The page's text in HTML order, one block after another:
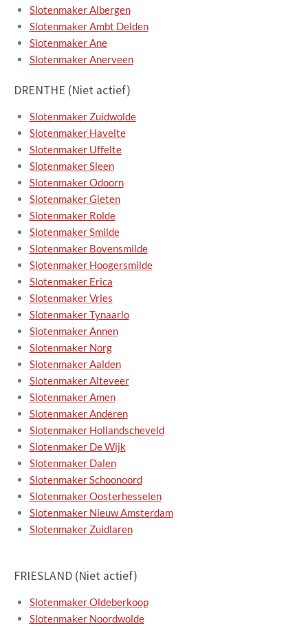
Slotenmaker Albergen
Slotenmaker Ambt Delden
Slotenmaker Ane
Slotenmaker Anerveen
DRENTHE (Niet actief)
Slotenmaker Zuidwolde
Slotenmaker Havelte
Slotenmaker Uffelte
Slotenmaker Sleen
Slotenmaker Odoorn
Slotenmaker Gieten
Slotenmaker Rolde
Slotenmaker Smilde
Slotenmaker Bovensmilde
Slotenmaker Hoogersmilde
Slotenmaker Erica
Slotenmaker Vries
Slotenmaker Tynaarlo
Slotenmaker Annen
Slotenmaker Norg
Slotenmaker Aalden
Slotenmaker Alteveer
Slotenmaker Amen
Slotenmaker Anderen
Slotenmaker Hollandscheveld
Slotenmaker De Wijk
Slotenmaker Dalen
Slotenmaker Schoonoord
Slotenmaker Oosterhesselen
Slotenmaker Nieuw Amsterdam
Slotenmaker Zuidlaren
FRIESLAND (Niet actief)
Slotenmaker Oldeberkoop
Slotenmaker Noordwolde